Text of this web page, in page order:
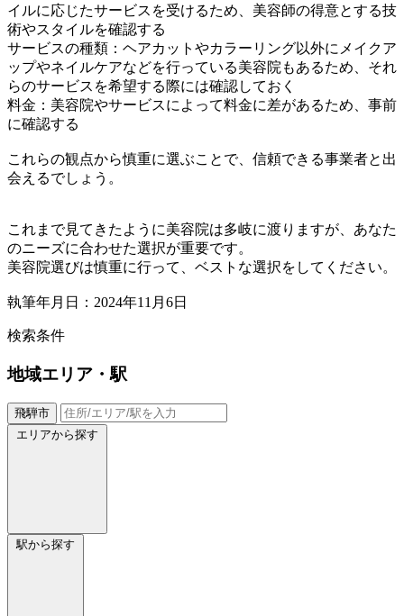
イルに応じたサービスを受けるため、美容師の得意とする技
術やスタイルを確認する
サービスの種類：ヘアカットやカラーリング以外にメイクア
ップやネイルケアなどを行っている美容院もあるため、それ
らのサービスを希望する際には確認しておく
料金：美容院やサービスによって料金に差があるため、事前
に確認する
これらの観点から慎重に選ぶことで、信頼できる事業者と出
会えるでしょう。
これまで見てきたように美容院は多岐に渡りますが、あなた
のニーズに合わせた選択が重要です。
美容院選びは慎重に行って、ベストな選択をしてください。
執筆年月日：2024年11月6日
検索条件
地域エリア・駅
飛騨市
エリアから探す
駅から探す